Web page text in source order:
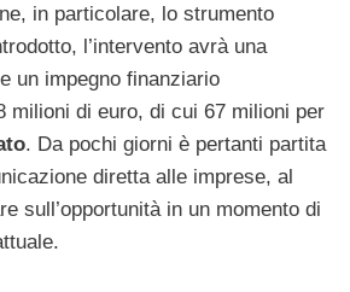
in particolare, lo strumento
l’intervento avrà una
un impegno finanziario
milioni di euro, di cui 67 milioni per
. Da pochi giorni è pertanti partita
diretta alle imprese, al
sull’opportunità in un momento di